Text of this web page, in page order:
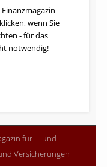
wenn Sie
- für das
notwendig!
für IT und
Versicherungen